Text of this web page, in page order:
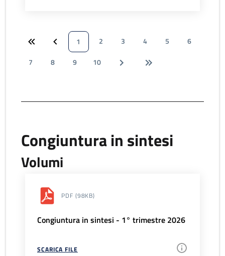
1 2 3 4 5
6
7
8 9 10
Congiuntura in sintesi
Volumi
PDF (98KB)
Congiuntura in sintesi - 1° trimestre 2026
SCARICA FILE